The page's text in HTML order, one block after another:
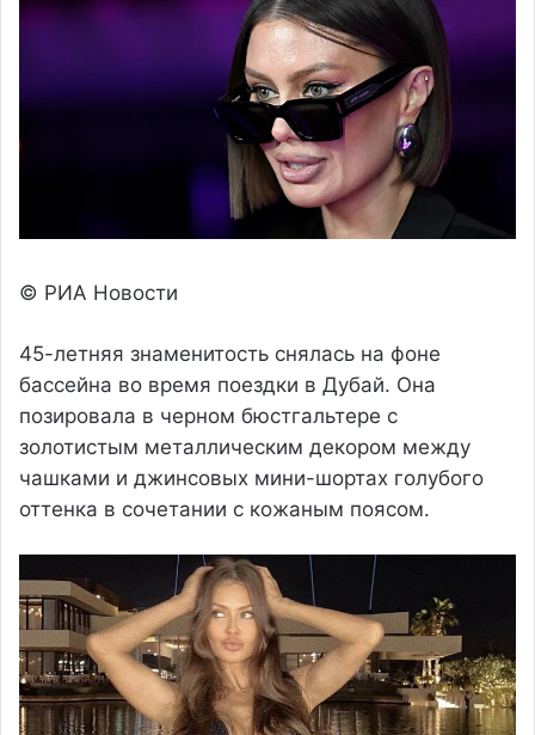
© РИА Новости
45-летняя знаменитость снялась на фоне
бассейна во время поездки в Дубай. Она
позировала в черном бюстгальтере с
золотистым металлическим декором между
чашками и джинсовых мини-шортах голубого
оттенка в сочетании с кожаным поясом.